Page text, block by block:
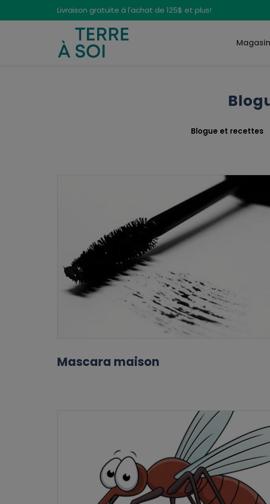
Livraison gratuite à l'achat de 125$ et plus!
Blogue et recettes
Mascara maison
Panneau de gestion des cookies